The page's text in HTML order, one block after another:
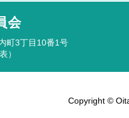
会
町3丁目10番1号
）
Copyright ©